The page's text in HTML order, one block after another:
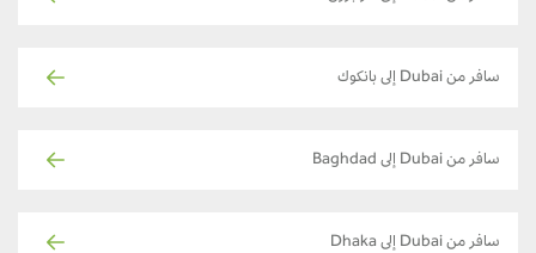
سافر من Dubai إلى بانكوك
سافر من Dubai إلى Baghdad
سافر من Dubai إلى Dhaka